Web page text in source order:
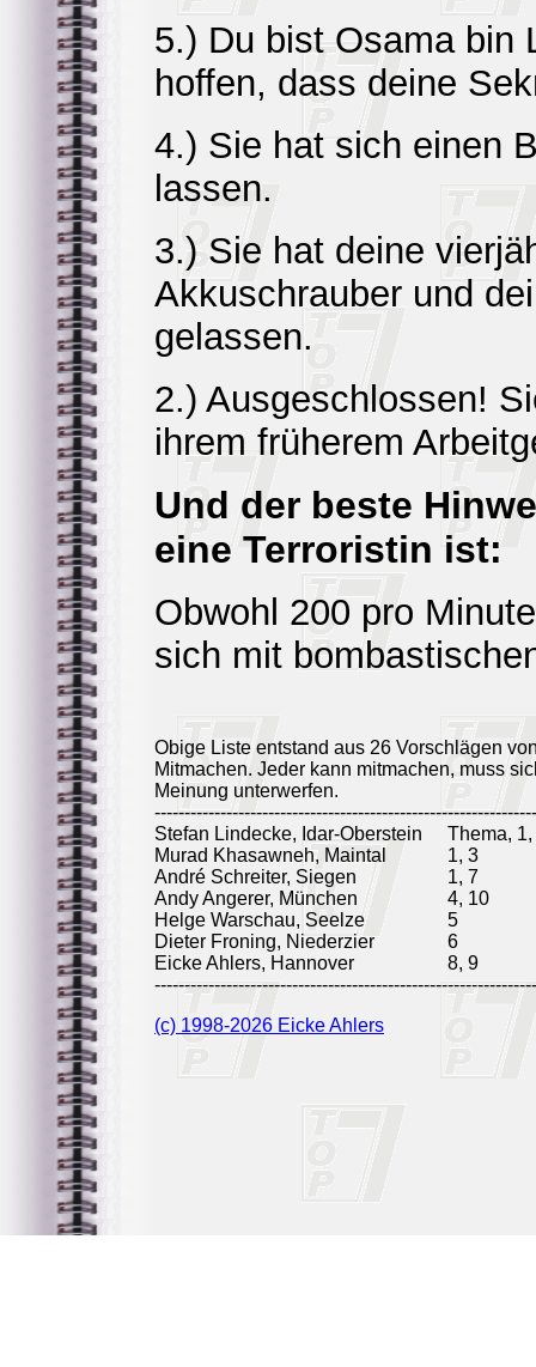
5.) Du bist Osama bin
hoffen, dass deine
4.) Sie hat sich einen
lassen.
3.) Sie hat deine
Akkuschrauber und
gelassen.
2.) Ausgeschlossen!
ihrem früherem
Und der beste
eine Terroristin ist:
Obwohl 200 pro
sich mit
Obige Liste entstand aus 26 Vorschlägen
Mitmachen. Jeder kann mitmachen, muss
Meinung unterwerfen.
Stefan Lindecke, Idar-Oberstein
Thema, 1,
Murad Khasawneh, Maintal
1, 3
André Schreiter, Siegen
1, 7
Andy Angerer, München
4, 10
Helge Warschau, Seelze
5
Dieter Froning, Niederzier
6
Eicke Ahlers, Hannover
8, 9
(c) 1998-2026 Eicke Ahlers